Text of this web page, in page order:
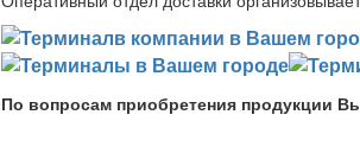
По вопросам приобретения продукции